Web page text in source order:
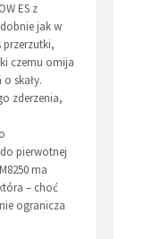
ES z
jak w
przerzutki,
czemu omija
skały.
zderzenia,
pierwotnej
ma
– choć
ogranicza